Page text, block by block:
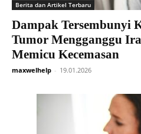
Berita dan Artikel Terbaru
Dampak Tersembunyi
Tumor Mengganggu
Memicu Kecemasan
maxwelhelp - 19.01.2026